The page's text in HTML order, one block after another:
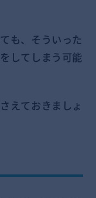
も、そういった
してしまう可能
えておきましょ